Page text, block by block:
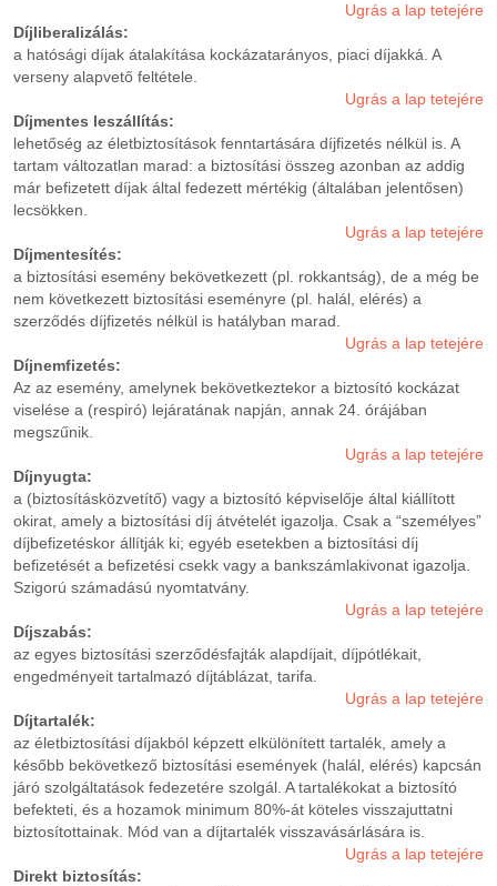
Ugrás a lap tetejére
Díjliberalizálás:
a hatósági díjak átalakítása kockázatarányos, piaci díjakká. A
verseny alapvető feltétele.
Ugrás a lap tetejére
Díjmentes leszállítás:
lehetőség az életbiztosítások fenntartására díjfizetés nélkül is. A
tartam változatlan marad: a biztosítási összeg azonban az addig
már befizetett díjak által fedezett mértékig (általában jelentősen)
lecsökken.
Ugrás a lap tetejére
Díjmentesítés:
a biztosítási esemény bekövetkezett (pl. rokkantság), de a még be
nem következett biztosítási eseményre (pl. halál, elérés) a
szerződés díjfizetés nélkül is hatályban marad.
Ugrás a lap tetejére
Díjnemfizetés:
Az az esemény, amelynek bekövetkeztekor a biztosító kockázat
viselése a (respiró) lejáratának napján, annak 24. órájában
megszűnik.
Ugrás a lap tetejére
Díjnyugta:
a (biztosításközvetítő) vagy a biztosító képviselője által kiállított
okirat, amely a biztosítási díj átvételét igazolja. Csak a “személyes”
díjbefizetéskor állítják ki; egyéb esetekben a biztosítási díj
befizetését a befizetési csekk vagy a bankszámlakivonat igazolja.
Szigorú számadású nyomtatvány.
Ugrás a lap tetejére
Díjszabás:
az egyes biztosítási szerződésfajták alapdíjait, díjpótlékait,
engedményeit tartalmazó díjtáblázat, tarifa.
Ugrás a lap tetejére
Díjtartalék:
az életbiztosítási díjakból képzett elkülönített tartalék, amely a
később bekövetkező biztosítási események (halál, elérés) kapcsán
járó szolgáltatások fedezetére szolgál. A tartalékokat a biztosító
befekteti, és a hozamok minimum 80%-át köteles visszajuttatni
biztosítottainak. Mód van a díjtartalék visszavásárlására is.
Ugrás a lap tetejére
Direkt biztosítás: